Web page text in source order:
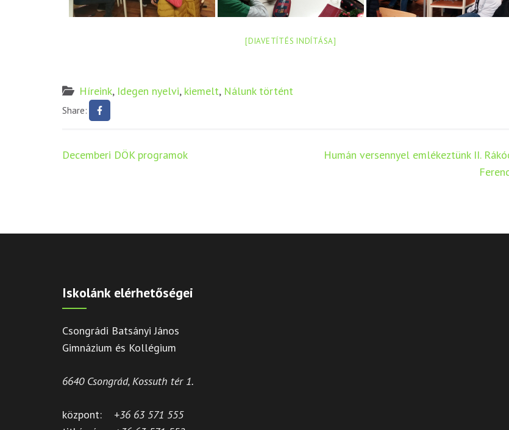
[DIAVETÍTÉS INDÍTÁSA]
Híreink, Idegen nyelvi, kiemelt, Nálunk történt
Share:
Bejegyzés
Decemberi DÖK programok
Humán versennyel emlékeztünk II.
Iskolánk elérhetőségei
Csongrádi Batsányi János
Gimnázium és Kollégium
6640 Csongrád, Kossuth tér 1.
központ: +36 63 571 555